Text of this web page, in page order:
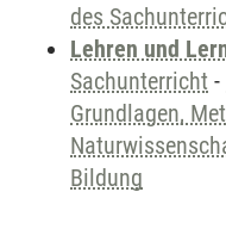
des
Lehren und
Sachunterricht -
Grundlagen,
Bildung